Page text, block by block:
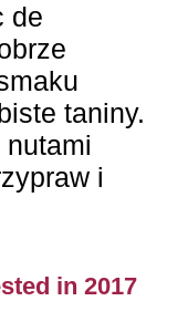
de
taniny.
nutami
i
in 2017